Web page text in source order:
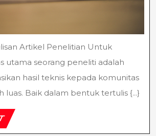
Artikel Penelitian Untuk
utama seorang peneliti adalah
hasil teknis kepada komunitas
luas. Baik dalam bentuk tertulis {...}
VIEW